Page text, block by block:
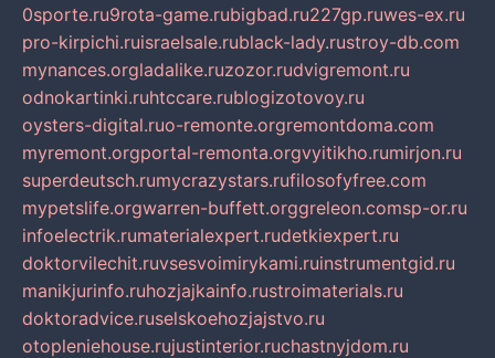
0sporte.ru9rota-game.rubigbad.ru227gp.ruwes-ex.ru
pro-kirpichi.ruisraelsale.rublack-lady.rustroy-db.com
mynances.orgladalike.ruzozor.rudvigremont.ru
odnokartinki.ruhtccare.rublogizotovoy.ru
oysters-digital.ruo-remonte.orgremontdoma.com
myremont.orgportal-remonta.orgvyitikho.rumirjon.ru
superdeutsch.rumycrazystars.rufilosofyfree.com
mypetslife.orgwarren-buffett.orggreleon.comsp-or.ru
infoelectrik.rumaterialexpert.rudetkiexpert.ru
doktorvilechit.ruvsesvoimirykami.ruinstrumentgid.ru
manikjurinfo.ruhozjajkainfo.rustroimaterials.ru
doktoradvice.ruselskoehozjajstvo.ru
otopleniehouse.rujustinterior.ruchastnyjdom.ru